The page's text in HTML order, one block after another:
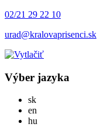
02/21 29 22 10
urad@kralovaprisenci.sk
Výber jazyka
skSlovensky
en
hu